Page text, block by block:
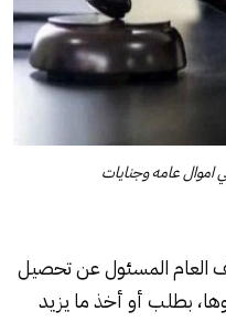
اموال عامه وجنايات
العام المسئول عن تحصيل
بطلب أو أخذ ما يزيد